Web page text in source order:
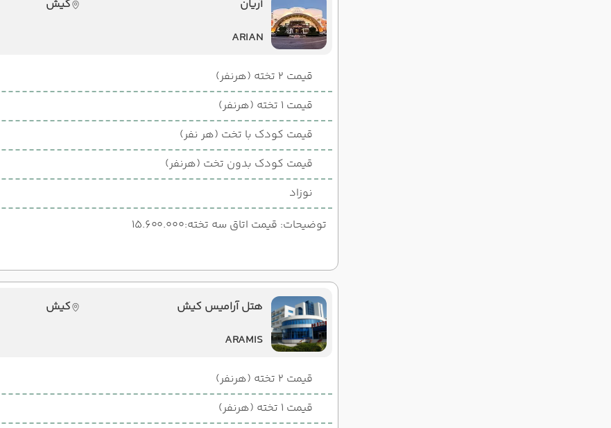
آریان
کیش
ARIAN
قیمت 2 تخته (هرنفر)
قیمت 1 تخته (هرنفر)
قیمت کودک با تخت (هر نفر)
قیمت کودک بدون تخت (هرنفر)
نوزاد
توضیحات: قیمت اتاق سه تخته:15.600.000
هتل آرامیس کیش
کیش
ARAMIS
قیمت 2 تخته (هرنفر)
قیمت 1 تخته (هرنفر)